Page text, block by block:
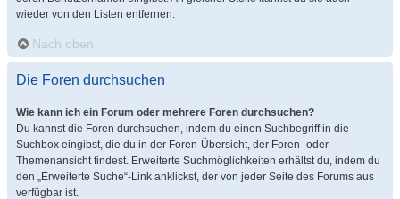
wieder von den Listen entfernen.
Nach oben
Die Foren durchsuchen
Wie kann ich ein Forum oder mehrere Foren durchsuchen?
Du kannst die Foren durchsuchen, indem du einen Suchbegriff in die
Suchbox eingibst, die du in der Foren-Übersicht, der Foren- oder
Themenansicht findest. Erweiterte Suchmöglichkeiten erhältst du, indem du
den „Erweiterte Suche“-Link anklickst, der von jeder Seite des Forums aus
verfügbar ist.